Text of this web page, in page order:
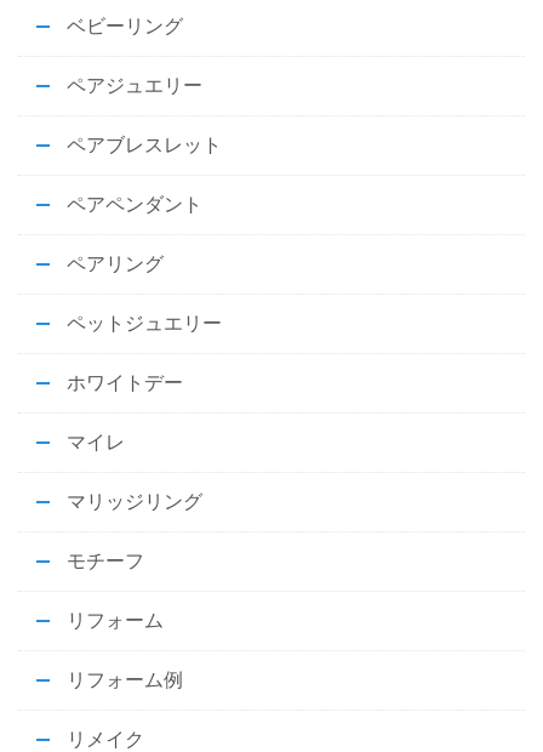
ベビーリング
ペアジュエリー
ペアブレスレット
ペアペンダント
ペアリング
ペットジュエリー
ホワイトデー
マイレ
マリッジリング
モチーフ
リフォーム
リフォーム例
リメイク